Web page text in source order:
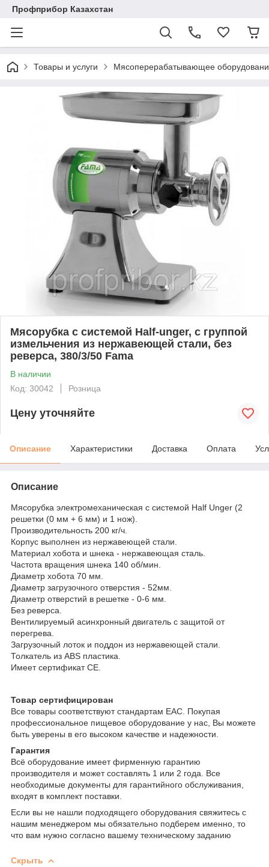
Профприбор Казахстан
Товары и услуги Мясоперерабатывающее
Мясорубка с системой Half-unger, с группой
измельчения из нержавеющей стали, без
реверса, 380/3/50 Fama
В наличии
Код: 30042
Розница
Цену уточняйте
Описание Характеристики Доставка Оплата
Описание
Мясорубка электромеханическая с системой Half Unger (2
решетки (0 мм + 6 мм) и 1 нож).
Производительность 200 кг/ч.
Корпус выполнен из нержавеющей стали.
Материал хобота и шнека - нержавеющая сталь.
Частота вращения шнека 140 об/мин.
Диаметр хобота 70 мм.
Диаметр загрузочного отверстия - 52мм.
Диаметр отверстий в решетке - 0-6 мм.
Без реверса.
Вентилируемый асинхронный двигатель с защитой от
перегрева.
Загрузочный лоток и поддон из нержавеющей стали.
Толкатель из ABS пластика.
Имеет сертификат CE.
Товар сертифицирован
Все товары соответствуют стандартам EAC. Покупая
профессиональное пищевое оборудование у нас, Вы можете
быть уверены в его высоком качестве и надежности.
Гарантия
Всё оборудование имеет фирменную гарантию
производителя и может составлять 1 или 2 года. Все
необходимые документы для гарантийного обслуживания,
входят в комплект поставки.
Если вы не нашли подходящего оборудования свяжитесь с
нашим менеджером мы обязательно подберем именно, то
что вам нужно согласно вашему техническому заданию
Скрыть